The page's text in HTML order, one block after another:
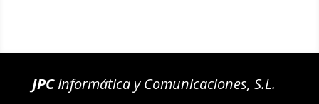
JPCInformática y Comunicaciones, S.L.